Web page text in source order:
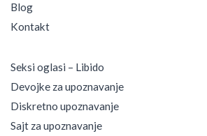
Blog
Kontakt
Seksi oglasi – Libido
Devojke za upoznavanje
Diskretno upoznavanje
Sajt za upoznavanje